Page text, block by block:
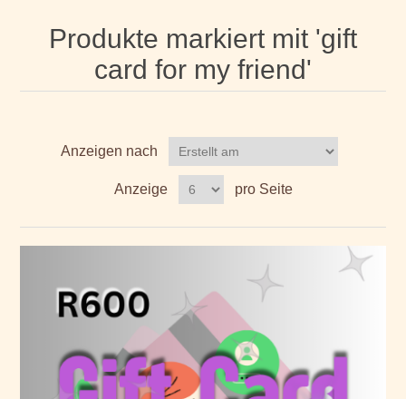
Produkte markiert mit 'gift
card for my friend'
Anzeigen nach
Anzeige pro Seite